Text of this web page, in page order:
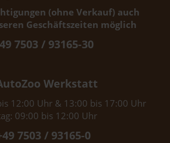
(ohne Verkauf) auch
Geschäftszeiten möglich
7503 / 93165-30
Werkstatt
12:00 Uhr & 13:00 bis 17:00 Uhr
09:00 bis 12:00 Uhr
7503 / 93165-0